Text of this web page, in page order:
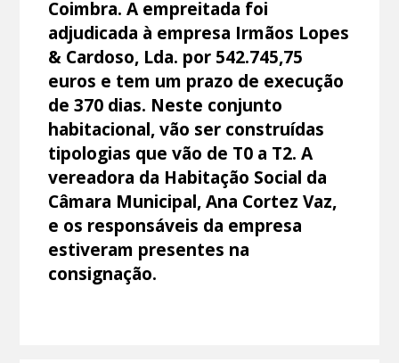
Coimbra. A empreitada foi
adjudicada à empresa Irmãos Lopes
& Cardoso, Lda. por 542.745,75
euros e tem um prazo de execução
de 370 dias. Neste conjunto
habitacional, vão ser construídas
tipologias que vão de T0 a T2. A
vereadora da Habitação Social da
Câmara Municipal, Ana Cortez Vaz,
e os responsáveis da empresa
estiveram presentes na
consignação.